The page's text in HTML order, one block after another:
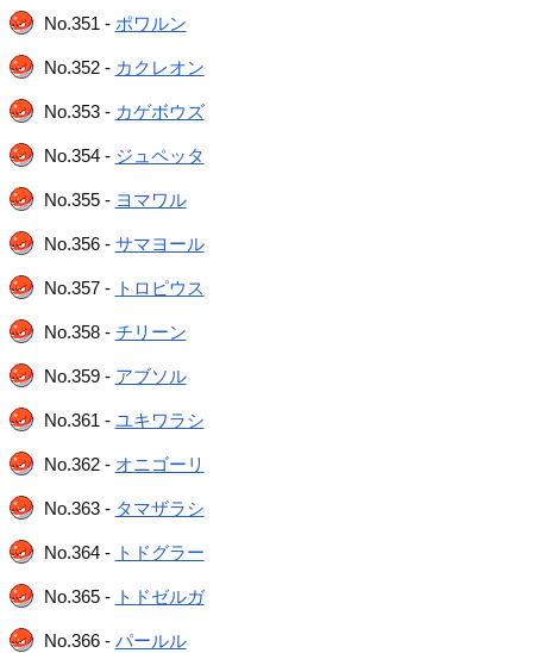
No.351 - ポワルン
No.352 - カクレオン
No.353 - カゲボウズ
No.354 - ジュペッタ
No.355 - ヨマワル
No.356 - サマヨール
No.357 - トロピウス
No.358 - チリーン
No.359 - アブソル
No.361 - ユキワラシ
No.362 - オニゴーリ
No.363 - タマザラシ
No.364 - トドグラー
No.365 - トドゼルガ
No.366 - パールル